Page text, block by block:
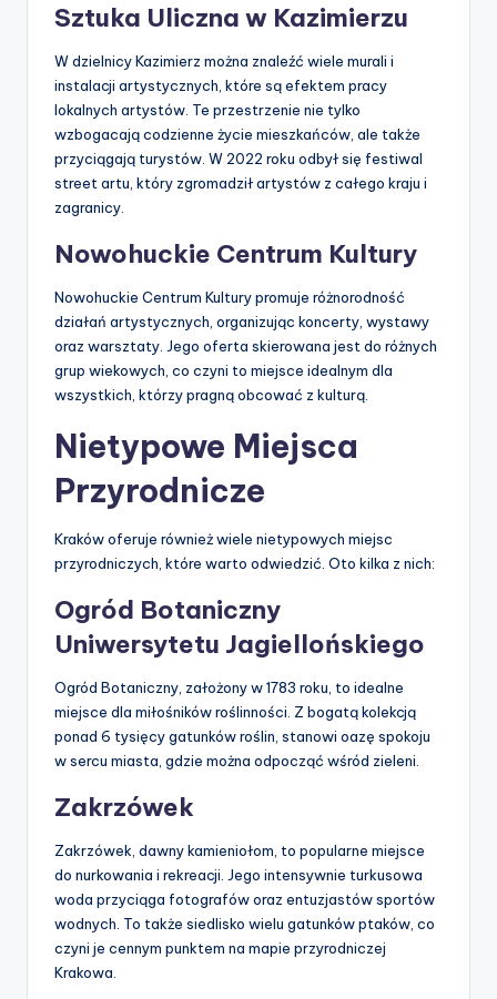
Sztuka Uliczna w Kazimierzu
W dzielnicy Kazimierz można znaleźć wiele murali i
instalacji artystycznych, które są efektem pracy
lokalnych artystów. Te przestrzenie nie tylko
wzbogacają codzienne życie mieszkańców, ale także
przyciągają turystów. W 2022 roku odbył się festiwal
street artu, który zgromadził artystów z całego kraju i
zagranicy.
Nowohuckie Centrum Kultury
Nowohuckie Centrum Kultury promuje różnorodność
działań artystycznych, organizując koncerty, wystawy
oraz warsztaty. Jego oferta skierowana jest do różnych
grup wiekowych, co czyni to miejsce idealnym dla
wszystkich, którzy pragną obcować z kulturą.
Nietypowe Miejsca
Przyrodnicze
Kraków oferuje również wiele nietypowych miejsc
przyrodniczych, które warto odwiedzić. Oto kilka z nich:
Ogród Botaniczny
Uniwersytetu Jagiellońskiego
Ogród Botaniczny, założony w 1783 roku, to idealne
miejsce dla miłośników roślinności. Z bogatą kolekcją
ponad 6 tysięcy gatunków roślin, stanowi oazę spokoju
w sercu miasta, gdzie można odpocząć wśród zieleni.
Zakrzówek
Zakrzówek, dawny kamieniołom, to popularne miejsce
do nurkowania i rekreacji. Jego intensywnie turkusowa
woda przyciąga fotografów oraz entuzjastów sportów
wodnych. To także siedlisko wielu gatunków ptaków, co
czyni je cennym punktem na mapie przyrodniczej
Krakowa.